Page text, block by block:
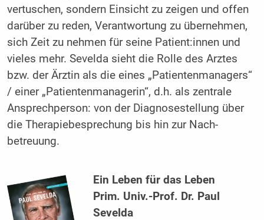
vertuschen, sondern Einsicht zu zeigen und offen
darüber zu reden, Verantwortung zu übernehmen,
sich Zeit zu nehmen für seine Patient:innen und
vieles mehr. Sevelda sieht die Rolle des Arztes
bzw. der Ärztin als die eines „Patientenmanagers“
/ einer „Patientenmanagerin“, d.h. als zentrale
Ansprechperson: von der Diagnosestellung über
die Therapiebesprechung bis hin zur Nach­
betreuung.
Ein Leben für das Leben
Prim. Univ.-Prof. Dr. Paul
Sevelda